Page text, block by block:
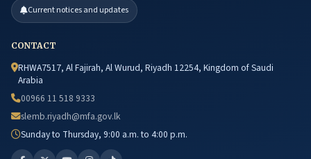
Current notices and updates
CONTACT
RHWA7517, Al Fajirah, Al Wurud, Riyadh 12254, Kingdom of Saudi
Arabia
00966 11 518 9333
slemb.riyadh@mfa.gov.lk
Sunday to Thursday, 9:00 a.m. to 4:00 p.m.